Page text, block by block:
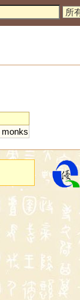
monks